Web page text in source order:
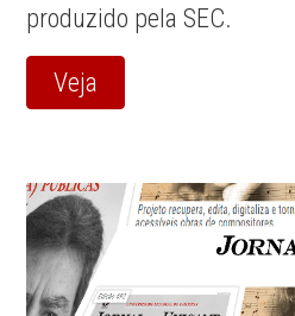
produzido pela SEC.
Veja